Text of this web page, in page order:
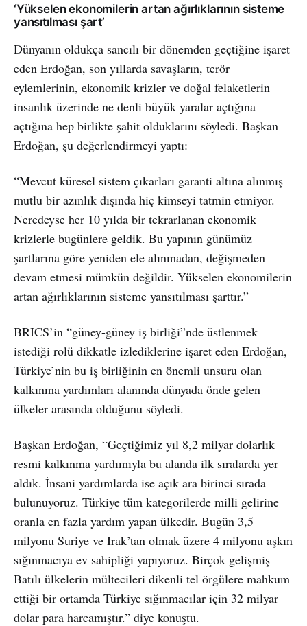
‘Yükselen ekonomilerin artan ağırlıklarının sisteme
yansıtılması şart’
Dünyanın oldukça sancılı bir dönemden geçtiğine işaret
eden Erdoğan, son yıllarda savaşların, terör
eylemlerinin, ekonomik krizler ve doğal felaketlerin
insanlık üzerinde ne denli büyük yaralar açtığına
açtığına hep birlikte şahit olduklarını söyledi. Başkan
Erdoğan, şu değerlendirmeyi yaptı:
“Mevcut küresel sistem çıkarları garanti altına alınmış
mutlu bir azınlık dışında hiç kimseyi tatmin etmiyor.
Neredeyse her 10 yılda bir tekrarlanan ekonomik
krizlerle bugünlere geldik. Bu yapının günümüz
şartlarına göre yeniden ele alınmadan, değişmeden
devam etmesi mümkün değildir. Yükselen ekonomilerin
artan ağırlıklarının sisteme yansıtılması şarttır.”
BRICS’in “güney-güney iş birliği”nde üstlenmek
istediği rolü dikkatle izlediklerine işaret eden Erdoğan,
Türkiye’nin bu iş birliğinin en önemli unsuru olan
kalkınma yardımları alanında dünyada önde gelen
ülkeler arasında olduğunu söyledi.
Başkan Erdoğan, “Geçtiğimiz yıl 8,2 milyar dolarlık
resmi kalkınma yardımıyla bu alanda ilk sıralarda yer
aldık. İnsani yardımlarda ise açık ara birinci sırada
bulunuyoruz. Türkiye tüm kategorilerde milli gelirine
oranla en fazla yardım yapan ülkedir. Bugün 3,5
milyonu Suriye ve Irak’tan olmak üzere 4 milyonu aşkın
sığınmacıya ev sahipliği yapıyoruz. Birçok gelişmiş
Batılı ülkelerin mültecileri dikenli tel örgülere mahkum
ettiği bir ortamda Türkiye sığınmacılar için 32 milyar
dolar para harcamıştır.” diye konuştu.